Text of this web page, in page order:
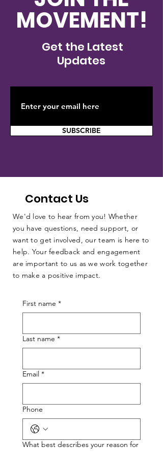
MOVEMENT!
Get the Latest
Updates
SUBSCRIBE
Contact Us
We'd love to hear from you! Whether
you have questions, need support, or
want to get involved, our team is here to
help. Your feedback and engagement
are important to us as we work together
to make a positive impact.
First name *
Last name *
Email *
Phone
What best describes your reason for